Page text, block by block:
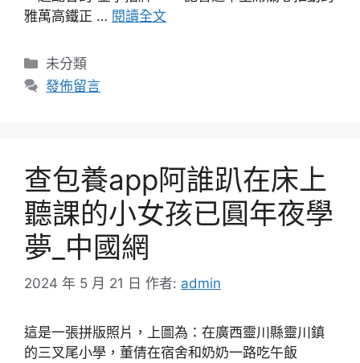
雅萬高鐵正 … 閱讀全文
分
類
未分類
發佈留言
查包養app阿誰趴在床上
聽課的小女孩已圓年夜學
夢_中國網
2024 年 5 月 21 日 作者: admin
這是一張拼版照片，上圖為：在廣西靈川縣靈川鎮
的三叉尾小學，董倩在宿舍和奶奶一路吃午飯